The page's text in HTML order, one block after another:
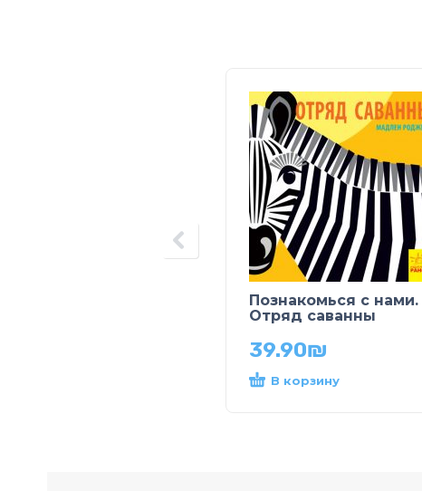
Познакомься с нами.
Отряд саванны
39.90₪
В корзину